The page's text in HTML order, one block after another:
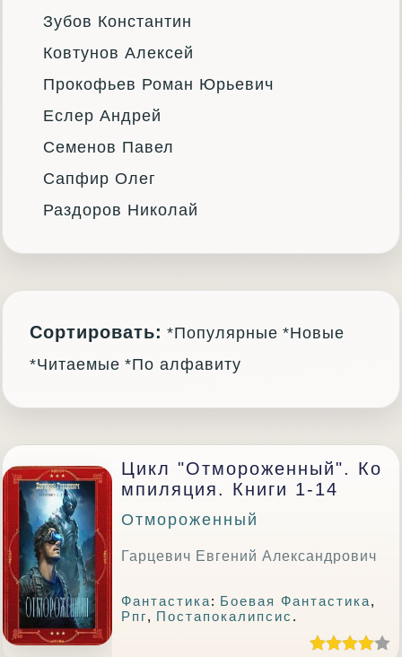
Зубов Константин
Ковтунов Алексей
Прокофьев Роман Юрьевич
Еслер Андрей
Семенов Павел
Сапфир Олег
Раздоров Николай
Сортировать: *Популярные *Новые
*Читаемые *По алфавиту
Цикл "Отмороженный". Ко
Мпиляция. Книги 1-14
Отмороженный
Гарцевич Евгений Александрович
Фантастика: Боевая Фантастика,
Рпг, Постапокалипсис .